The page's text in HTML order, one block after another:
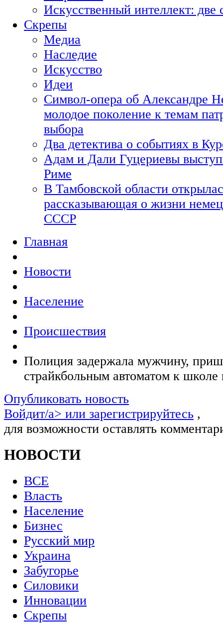
Искусственный интеллект:
Скрепы
Медиа
Наследие
Искусство
Идеи
Символ-опера об Александре
молодое поколение к темам
выбора
Два детектива о событиях в
Адам и Дали Гуцериевы
Риме
В Тамбовской области
рассказывающая о жизни
СССР
Главная
Новости
Население
Происшествия
Полиция задержала мужчину,
страйкбольным автоматом к
Опубликовать новость
Войдит/a> или зарегистрируйтесь ,
для возможности оставлять
НОВОСТИ
ВСЕ
Власть
Население
Бизнес
Русский мир
Украина
Забугорье
Силовики
Инновации
Скрепы